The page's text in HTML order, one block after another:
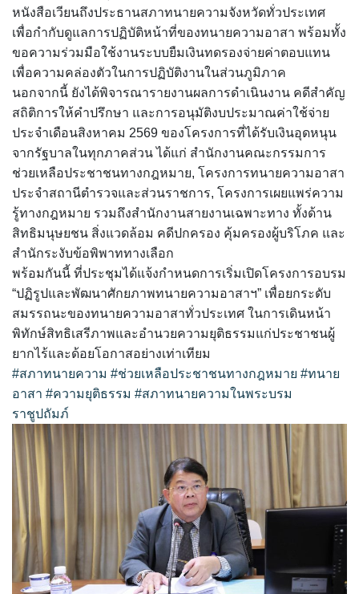
หนังสือเวียนถึงประธานสภาทนายความจังหวัดทั่วประเทศ
เพื่อกำกับดูแลการปฏิบัติหน้าที่ของทนายความอาสา พร้อมทั้ง
ขอความร่วมมือใช้งานระบบยืมเงินทดรองจ่ายค่าตอบแทน
เพื่อความคล่องตัวในการปฏิบัติงานในส่วนภูมิภาค
นอกจากนี้ ยังได้พิจารณารายงานผลการดำเนินงาน คดีสำคัญ
สถิติการให้คำปรึกษา และการอนุมัติงบประมาณค่าใช้จ่าย
ประจำเดือนสิงหาคม 2569 ของโครงการที่ได้รับเงินอุดหนุน
จากรัฐบาลในทุกภาคส่วน ได้แก่ สำนักงานคณะกรรมการ
ช่วยเหลือประชาชนทางกฎหมาย, โครงการทนายความอาสา
ประจำสถานีตำรวจและส่วนราชการ, โครงการเผยแพร่ความ
รู้ทางกฎหมาย รวมถึงสำนักงานสายงานเฉพาะทาง ทั้งด้าน
สิทธิมนุษยชน สิ่งแวดล้อม คดีปกครอง คุ้มครองผู้บริโภค และ
สำนักระงับข้อพิพาททางเลือก
พร้อมกันนี้ ที่ประชุมได้แจ้งกำหนดการเริ่มเปิดโครงการอบรม
“ปฏิรูปและพัฒนาศักยภาพทนายความอาสาฯ” เพื่อยกระดับ
สมรรถนะของทนายความอาสาทั่วประเทศ ในการเดินหน้า
พิทักษ์สิทธิเสรีภาพและอำนวยความยุติธรรมแก่ประชาชนผู้
ยากไร้และด้อยโอกาสอย่างเท่าเทียม
#สภาทนายความ #ช่วยเหลือประชาชนทางกฎหมาย #ทนาย
อาสา #ความยุติธรรม #สภาทนายความในพระบรม
ราชูปถัมภ์